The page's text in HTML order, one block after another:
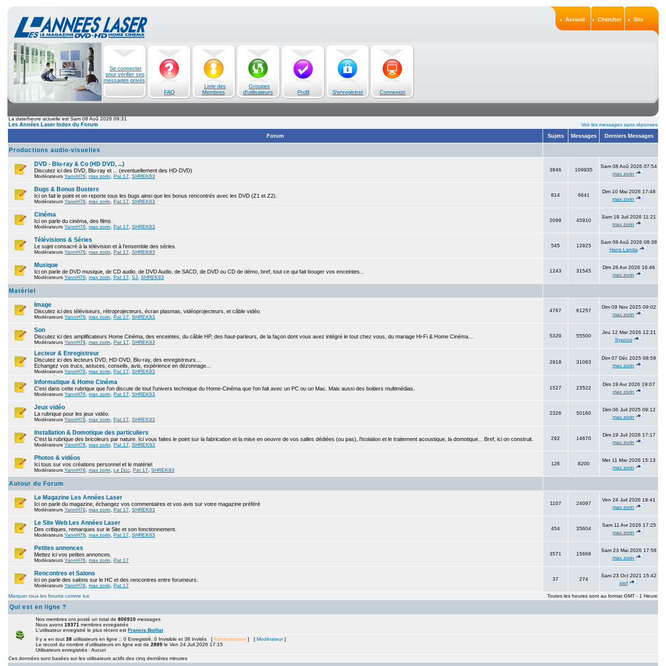
Accueil Chercher Site
Se connecter
pour vérifier ses
messages privés
FAQ
Liste des
Membres
Groupes
d'utilisateurs
Profil S'enregistrer Connexion
La date/heure actuelle est Sam 08 Aoû 2026 09:31
Les Années Laser Index du Forum Voir les messages sans réponses
Forum Sujets Messages Derniers Messages
Productions audio-visuelles
DVD - Blu-ray & Co (HD DVD, ...)
Discutez ici des DVD, Blu-ray et ... (eventuellement des HD-DVD)
Modérateurs YannH76 max zorin Pat 17 SHREK83
3846 109935
Sam 08 Aoû 2026 07:54
max zorin
Bugs & Bonus Busters
Ici on fait le point et on reporte tous les bugs ainsi que les bonus rencontrés avec les DVD (Z1 et Z2).
Modérateurs YannH76 max zorin Pat 17 SHREK83
814 6641
Dim 10 Mai 2026 17:48
max zorin
Cinéma
Ici on parle du cinéma, des films.
Modérateurs YannH76 max zorin Pat 17 SHREK83
2099 45910
Sam 18 Juil 2026 11:21
max zorin
Télévisions & Séries
Le sujet consacré à la télévision et à l'ensemble des séries.
Modérateurs YannH76 max zorin Pat 17 SHREK83
545 12825
Sam 08 Aoû 2026 08:38
Hans Landa
Musique
Ici on parle de DVD musique, de CD audio, de DVD Audio, de SACD, de DVD ou CD de démo, bref, tout ce qui fait bouger vos enceintes...
Modérateurs YannH76 max zorin Pat 17 SJ SHREK83
1243 31545
Dim 26 Avr 2026 16:46
max zorin
Matériel
Image
Discutez ici des téléviseurs, rétroprojecteurs, écran plasmas, vidéoprojecteurs, et câble vidéo.
Modérateurs YannH76 max zorin Pat 17 SHREK83
4767 61257
Dim 09 Nov 2025 09:02
max zorin
Son
Discutez ici des amplificateurs Home Cinéma, des enceintes, du câble HP, des haut-parleurs, de la façon dont vous avez intégré le tout chez vous, du mariage Hi-Fi & Home Cinéma...
Modérateurs YannH76 max zorin Pat 17 SHREK83
5329 55500
Jeu 12 Mar 2026 12:21
Sypnos
Lecteur & Enregistreur
Discutez ici des lecteurs DVD, HD-DVD, Blu-ray, des enregistreurs....
Echangez vos trucs, astuces, conseils, avis, expérience en dézonnage...
Modérateurs YannH76 max zorin Pat 17 SHREK83
2918 31063
Dim 07 Déc 2025 08:59
max zorin
Informatique & Home Cinéma
C'est dans cette rubrique que l'on discute de tout l'univers technique du Home-Cinéma que l'on fait avec un PC ou un Mac. Mais aussi des boitiers multimédias.
Modérateurs YannH76 max zorin Pat 17 SHREK83
1527 23522
Dim 19 Avr 2026 19:07
max zorin
Jeux vidéo
La rubrique pour les jeux vidéo.
Modérateurs YannH76 max zorin Pat 17 SHREK83
2326 50160
Dim 06 Juil 2025 09:12
max zorin
Installation & Domotique des particuliers
C'est la rubrique des bricoleurs par nature. Ici vous faites le point sur la fabrication et la mise en oeuvre de vos salles dédiées (ou pas), l'isolation et le traitement acoustique, la domotique... Bref, ici on construit.
Modérateurs YannH76 max zorin Pat 17 SHREK83
292 14670
Dim 19 Juil 2026 17:17
max zorin
Photos & vidéos
Ici tous sur vos créations personnel et le matériel
Modérateurs YannH76 max zorin Le Duc Pat 17 SHREK83
126 8200
Mer 11 Mar 2026 15:13
max zorin
Autour du Forum
Le Magazine Les Années Laser
Ici on parle du magazine, échangez vos commentaires et vos avis sur votre magazine préféré
Modérateurs YannH76 max zorin Pat 17 SHREK83
1107 24097
Ven 24 Juil 2026 19:41
max zorin
Le Site Web Les Années Laser
Des critiques, remarques sur le Site et son fonctionnement.
Modérateurs YannH76 max zorin Pat 17 SHREK83
454 35604
Sam 11 Avr 2026 17:25
max zorin
Petites annonces
Mettez ici vos petites annonces.
Modérateurs YannH76 max zorin Pat 17
3571 15668
Sam 23 Mai 2026 17:58
max zorin
Rencontres et Salons
Ici on parle des salons sur le HC et des rencontres entre forumeurs.
Modérateurs YannH76 max zorin Pat 17
37 274
Sam 23 Oct 2021 15:42
stof
Marquer tous les forums comme lus Toutes les heures sont au format GMT - 1 Heure
Qui est en ligne ?
Nos membres ont posté un total de 806910 messages
Nous avons 19371 membres enregistrés
L'utilisateur enregistré le plus récent est Francis.Boillat
Il y a en tout 38 utilisateurs en ligne :: 0 Enregistré, 0 Invisible et 38 Invités [Administrateur ] [ Modérateur]
Le record du nombre d'utilisateurs en ligne est de 2889 le Ven 24 Juil 2026 17:15
Utilisateurs enregistrés : Aucun
Ces données sont basées sur les utilisateurs actifs des cinq dernières minutes